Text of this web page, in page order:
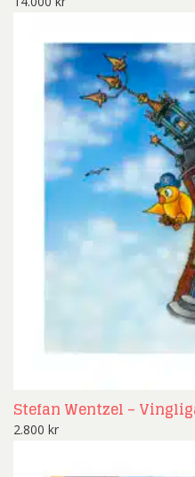
Stefan Wentzel –
2.800 kr